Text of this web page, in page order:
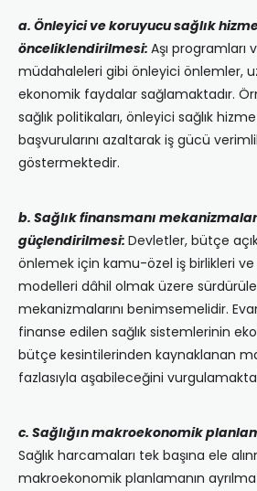
a. Önleyici ve koruyucu sağlık
önceliklendirilmesi: Aşı programları
müdahaleleri gibi önleyici önlemler,
ekonomik faydalar sağlamaktadır.
sağlık politikaları, önleyici sağlık
başvurularını azaltarak iş gücü
göstermektedir.
b. Sağlık finansmanı
güçlendirilmesi: Devletler, bütçe
önlemek için kamu-özel iş birlikleri ve
modelleri dâhil olmak üzere
mekanizmalarını benimsemelidir.
finanse edilen sağlık sistemlerinin
bütçe kesintilerinden kaynaklanan
fazlasıyla aşabileceğini
c. Sağlığın makroekonomik
Sağlık harcamaları tek başına ele
makroekonomik planlamanın